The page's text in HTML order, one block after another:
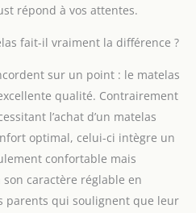
aérospatiale unique et
Offre un CONFORT
matelas intégré à
plusieurs couches – Le
deux hauteurs :
hauteur de lit de bébé
et hauteur de lit de
nouveau-né
répond à vos attentes.
fait-il vraiment la différence ?
sur un point : le matelas
qualité. Contrairement
l’achat d’un matelas
optimal, celui-ci intègre un
confortable mais
caractère réglable en
parents qui soulignent que leur